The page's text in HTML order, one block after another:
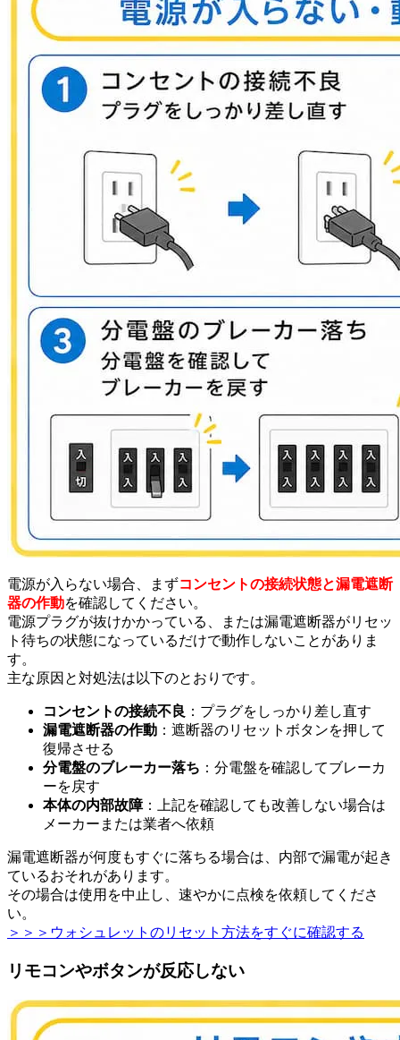
電源が入らない場合、まずコンセントの接続状態と漏電遮断
器の作動を確認してください。
電源プラグが抜けかかっている、または漏電遮断器がリセッ
ト待ちの状態になっているだけで動作しないことがありま
す。
主な原因と対処法は以下のとおりです。
コンセントの接続不良 ：プラグをしっかり差し直す
漏電遮断器の作動 ：遮断器のリセットボタンを押して
復帰させる
分電盤のブレーカー落ち ：分電盤を確認してブレーカ
ーを戻す
本体の内部故障：上記を確認しても改善しない場合は
メーカーまたは業者へ依頼
漏電遮断器が何度もすぐに落ちる場合は、内部で漏電が起き
ているおそれがあります。
その場合は使用を中止し、速やかに点検を依頼してくださ
い。
＞＞＞ウォシュレットのリセット方法をすぐに確認する
リモコンやボタンが反応しない